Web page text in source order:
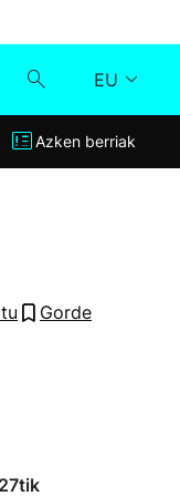
EU
Klisk
Azken berriak
Gorde